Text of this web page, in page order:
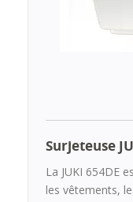
Surjeteuse
La JUKI 654DE
les vêtements,